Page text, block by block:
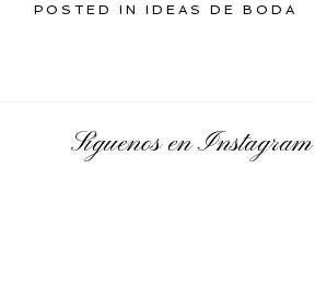
POSTED INIDEAS DE BODA
Síguenos en Instagram